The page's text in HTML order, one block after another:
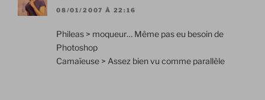
08/01/2007 À 22:16
Phileas > moqueur… Même pas eu besoin de
Photoshop
Camaïeuse > Assez bien vu comme parallèle